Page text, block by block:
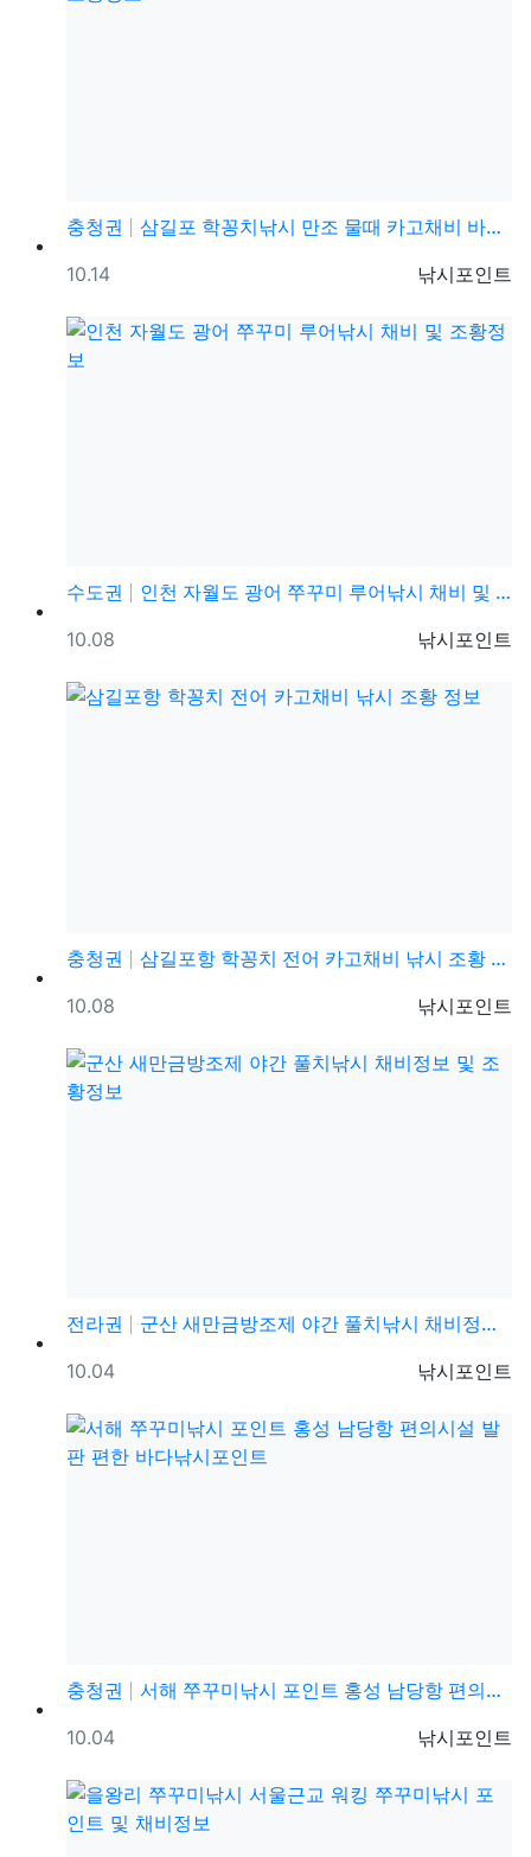
충청권
삼길포 학꽁치낚시 만조 물때 카고채비 바다낚시 조황정보
등록자
낚시포인트
등록일
10.14
수도권
인천 자월도 광어 쭈꾸미 루어낚시 채비 및 조황정보
등록자
낚시포인트
등록일
10.08
충청권
삼길포항 학꽁치 전어 카고채비 낚시 조황 정보
등록자
낚시포인트
등록일
10.08
전라권
군산 새만금방조제 야간 풀치낚시 채비정보 및 조황정보
등록자
낚시포인트
등록일
10.04
충청권
서해 쭈꾸미낚시 포인트 홍성 남당항 편의시설 발판 편한…
등록자
낚시포인트
등록일
10.04